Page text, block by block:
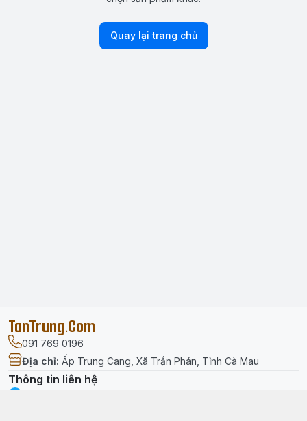
Quay lại trang chủ
TanTrung.Com
091 769 0196
Địa chỉ: Ấp Trung Cang, Xã Trần Phán, Tỉnh Cà Mau
Thông tin liên hệ